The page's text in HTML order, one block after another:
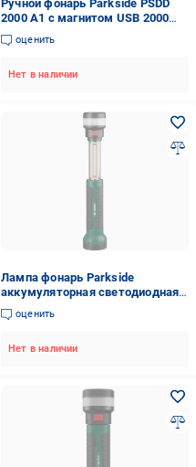
Ручной фонарь Parkside PSDD
2000 A1 с магнитом USB 2000
мАч (0711)
оценить
Нет в наличии
Лампа фонарь Parkside
аккумуляторная светодиодная
3в1 230 Лм
оценить
Нет в наличии